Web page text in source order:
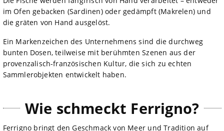
im Ofen gebacken (Sardinen) oder gedämpft (Makrelen) und
die gräten von Hand ausgelöst.
Ein Markenzeichen des Unternehmens sind die durchweg
bunten Dosen, teilweise mit berühmten Szenen aus der
provenzalisch-französischen Kultur, die sich zu echten
Sammlerobjekten entwickelt haben.
Wie schmeckt Ferrigno?
Ferrigno bringt den Geschmack von Meer und Tradition auf